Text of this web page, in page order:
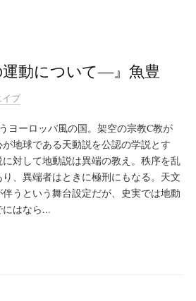
運動について―』魚豊
イプ
ヨーロッパ風の国。架空の宗教C教が
地球である天動説を公認の学説とす
対して地動説は異端の教え。秩序を乱
、異端者はときに極刑にもなる。天文
うという舞台設定だが、史実では地動
はなら...